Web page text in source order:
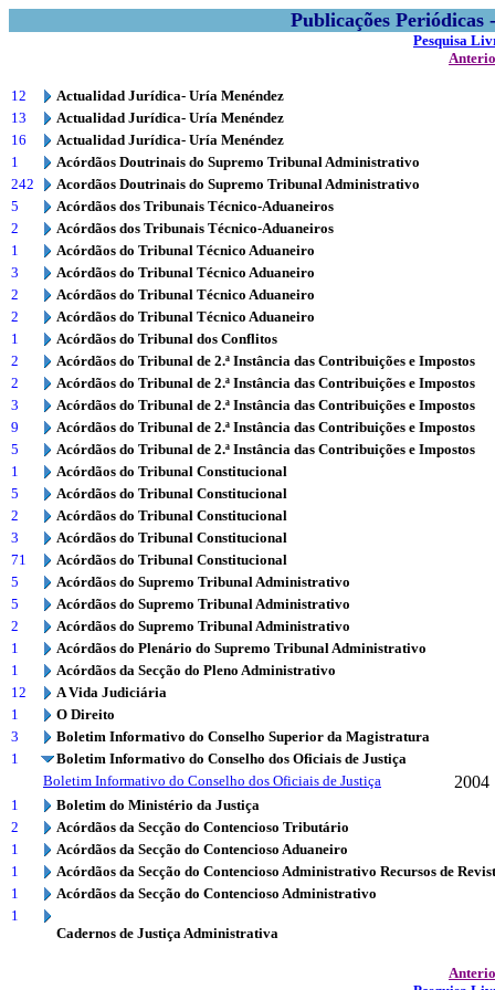
Publicações
Pesquisa
12
Actualidad Jurídica- Uría Menéndez
13
Actualidad Jurídica- Uría Menéndez
16
Actualidad Jurídica- Uría Menéndez
1
Acórdãos Doutrinais do Supremo Tribunal Administrativo
242
Acordãos Doutrinais do Supremo Tribunal Administrativo
5
Acórdãos dos Tribunais Técnico-Aduaneiros
2
Acórdãos dos Tribunais Técnico-Aduaneiros
1
Acórdãos do Tribunal Técnico Aduaneiro
3
Acórdãos do Tribunal Técnico Aduaneiro
2
Acórdãos do Tribunal Técnico Aduaneiro
2
Acórdãos do Tribunal Técnico Aduaneiro
1
Acórdãos do Tribunal dos Conflitos
2
Acórdãos do Tribunal de 2.ª Instância das Contribuições e Impostos
2
Acórdãos do Tribunal de 2.ª Instância das Contribuições e Impostos
3
Acórdãos do Tribunal de 2.ª Instância das Contribuições e Impostos
9
Acórdãos do Tribunal de 2.ª Instância das Contribuições e Impostos
5
Acórdãos do Tribunal de 2.ª Instância das Contribuições e Impostos
1
Acórdãos do Tribunal Constitucional
5
Acórdãos do Tribunal Constitucional
2
Acórdãos do Tribunal Constitucional
3
Acórdãos do Tribunal Constitucional
71
Acórdãos do Tribunal Constitucional
5
Acórdãos do Supremo Tribunal Administrativo
5
Acórdãos do Supremo Tribunal Administrativo
2
Acórdãos do Supremo Tribunal Administrativo
1
Acórdãos do Plenário do Supremo Tribunal Administrativo
1
Acórdãos da Secção do Pleno Administrativo
12
A Vida Judiciária
1
O Direito
3
Boletim Informativo do Conselho Superior da Magistratura
1
Boletim Informativo do Conselho dos Oficiais de Justiça
Boletim Informativo do Conselho dos Oficiais de Justiça
2004
1
Boletim do Ministério da Justiça
2
Acórdãos da Secção do Contencioso Tributário
1
Acórdãos da Secção do Contencioso Aduaneiro
1
Acórdãos da Secção do Contencioso Administrativo Recursos de
1
Acórdãos da Secção do Contencioso Administrativo
1
Cadernos de Justiça Administrativa